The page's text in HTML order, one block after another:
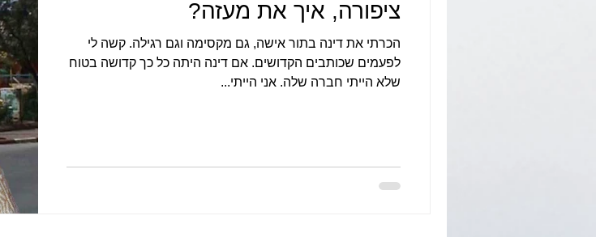
ציפורה, איך את מעזה?
הכרתי את דינה בתור אישה, גם מקסימה וגם רגילה. קשה לי
לפעמים שכותבים הקדושים. אם דינה היתה כל כך קדושה בטוח
שלא הייתי חברה שלה. אני הייתי...